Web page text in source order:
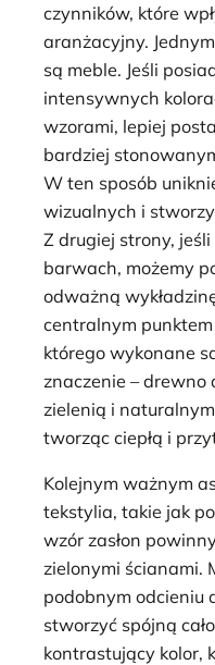
czynników, które
aranżacyjny.
są meble. Jeśli
intensywnych
wzorami, lepiej
bardziej
W ten sposób
wizualnych i
Z drugiej strony,
barwach, możemy
odważną
centralnym punktem
którego wykonane
znaczenie – drewno
zielenią i
tworząc ciepłą i
Kolejnym ważnym
tekstylia, takie jak
wzór zasłon
zielonymi ścianami.
podobnym odcieniu
stworzyć spójną
kontrastujący kolor,